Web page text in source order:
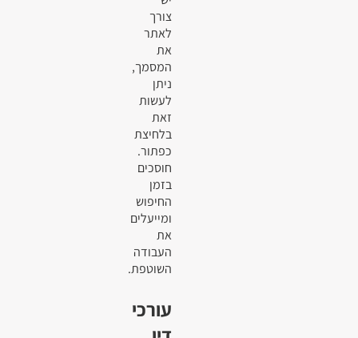
צורך
לאתר
את
המסמך,
ניתן
לעשות
זאת
בלחיצת
כפתור.
חוסכים
בזמן
החיפוש
ומייעלים
את
העבודה
השוטפת.
עורכי